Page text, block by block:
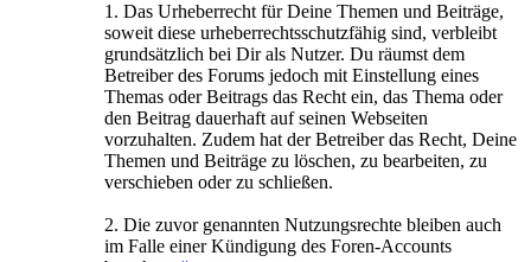
1. Das Urheberrecht für Deine Themen und Beiträge,
soweit diese urheberrechtsschutzfähig sind, verbleibt
grundsätzlich bei Dir als Nutzer. Du räumst dem
Betreiber des Forums jedoch mit Einstellung eines
Themas oder Beitrags das Recht ein, das Thema oder
den Beitrag dauerhaft auf seinen Webseiten
vorzuhalten. Zudem hat der Betreiber das Recht, Deine
Themen und Beiträge zu löschen, zu bearbeiten, zu
verschieben oder zu schließen.
2. Die zuvor genannten Nutzungsrechte bleiben auch
im Falle einer Kündigung des Foren-Accounts